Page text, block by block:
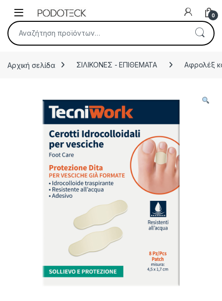
Open 0
Αναζήτηση για:
Αρχική σελίδα ΣΙΛΙΚΟΝΕΣ - ΕΠΙΘΕΜΑΤΑ Αφρολέξ